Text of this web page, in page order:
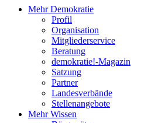
Mehr Demokratie
Profil
Organisation
Mitgliederservice
Beratung
demokratie!-Magazin
Satzung
Partner
Landesverbände
Stellenangebote
Mehr Wissen